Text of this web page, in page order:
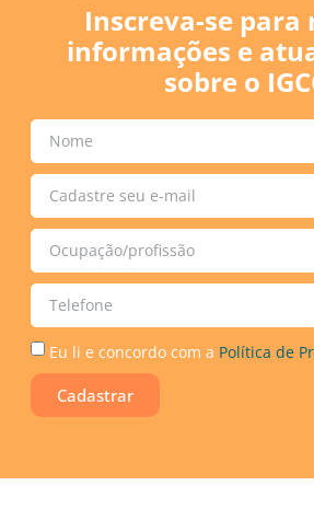
Inscreva-se para
informações e
sobre o
Eu li e concordo com a Política de
Cadastrar